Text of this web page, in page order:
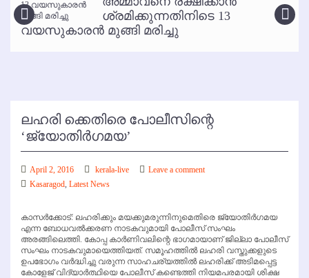
കോഴിക്കോട് വിമാനത്താവളത്തില്‍ അനധികൃത പാര്‍ക്കിംഗ് പിരിവ് :
പരാതി തള്ളി
ശ്രമിക്കുന്നതിനിടെ 13
വയസുകാരന്‍ മുങ്ങി മരിച്ചു
ലഹരി ക്കെതിരെ പോലീസിന്റെ
‘ജ്യോതിര്‍ഗമയ’
April 2, 2016 kerala-live
Leave a comment
Kasaragod, Latest News
കാസര്‍ക്കോട്: ലഹരിക്കും മയക്കുമരുന്നിനുമെതിരെ ജ്യോതിര്‍ഗമയ
എന്ന ബോധവല്‍ക്കരണ നാടകവുമായി പോലീസ് സംഘം
അരങ്ങിലെത്തി. കോപ്പ കാര്‍ണിവലിന്റെ ഭാഗമായാണ് ജില്ലാ പോലീസ്
സംഘം നാടകവുമായെത്തിയത്. സമൂഹത്തില്‍ ലഹരി വസ്തുക്കളുടെ
ഉപഭോഗം വര്‍ദ്ധിച്ചു വരുന്ന സാഹചര്യത്തില്‍ ലഹരിക്ക് അടിമപ്പെട്ട
കോളേജ് വിദ്യാര്‍ത്ഥിയെ പോലീസ് കണ്ടെത്തി നിയമപരമായി ശിക്ഷ